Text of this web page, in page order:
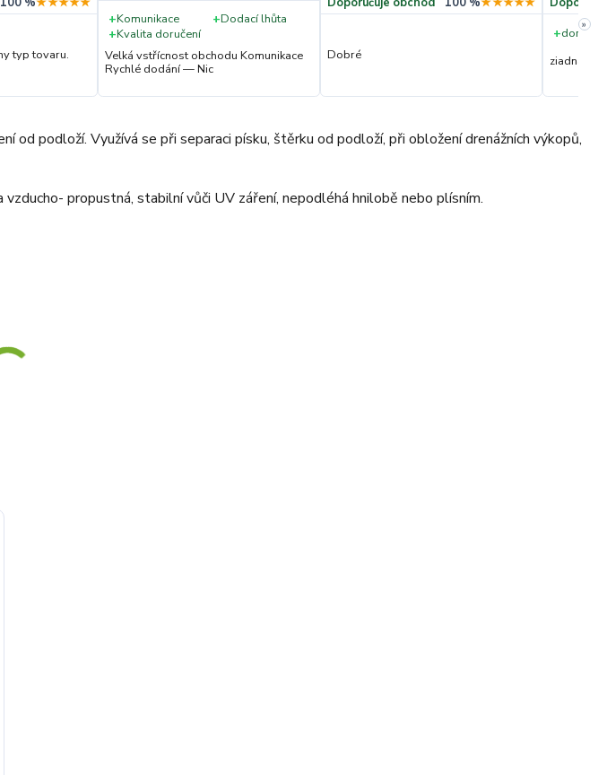
typ tovaru.
+Komunikace +Dodací lhůta
+Kvalita doručení
Velká vstřícnost obchodu Komunikace
Rychlé dodání — Nic
Dobré
+
ziadna
»
od podloží. Využívá se při separaci písku, štěrku od podloží, při obložení drenážních výkopů,
propustná, stabilní vůči UV záření, nepodléhá hnilobě nebo plísním.